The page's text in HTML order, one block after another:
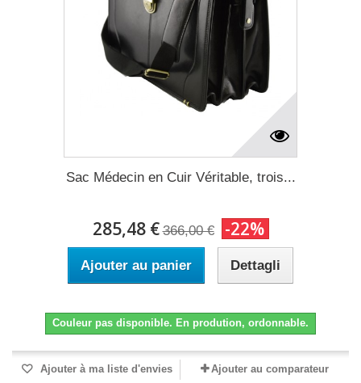
Sac Médecin en Cuir Véritable, trois...
285,48 € 366,00 € -22%
Ajouter au panier Dettagli
Couleur pas disponible. En prodution, ordonnable.
Ajouter à ma liste d'envies Ajouter au comparateur